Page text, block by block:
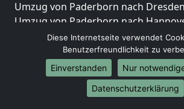
Umzug von Paderborn nach Dresden
Umzug von Paderborn nach
Umzug von Paderborn nach
Umzug von Paderborn nach
Umzug von Paderborn nach Bochum
Umzug von Paderborn nach
Umzug von Paderborn nach Bielefeld
Diese Internetseite verwendet
Benutzerfreundlichkeit zu
Einverstanden
Nur
Datenschutzerklärung